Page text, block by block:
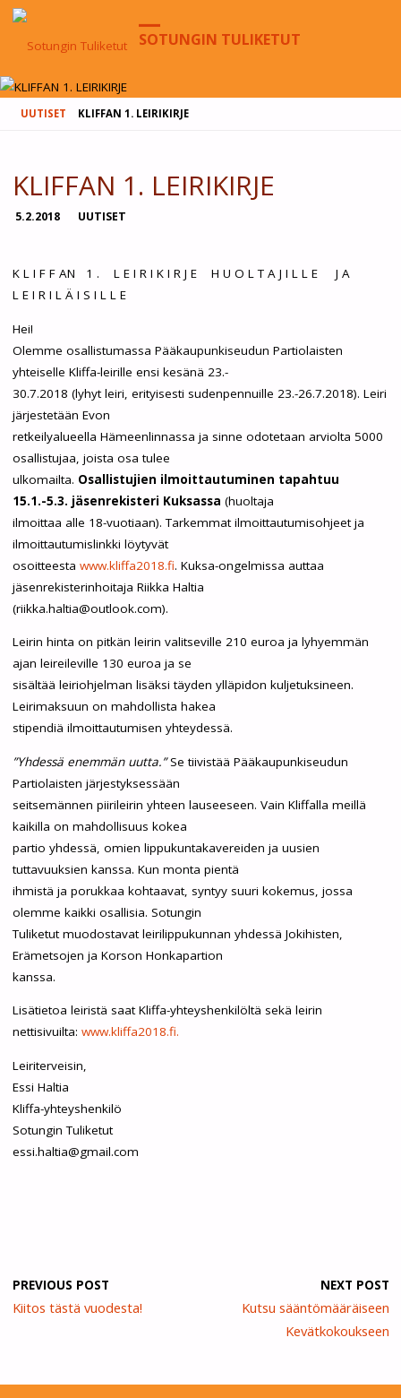
SOTUNGIN TULIKETUT
HOME
UUTISET KLIFFAN 1. LEIRIKIRJE
KLIFFAN 1. LEIRIKIRJE
5.2.2018 UUTISET
K L I F F AN 1 . L E I R I K I R J E H U O L T A J I L L E J A
L E I R I L Ä I S I L L E
Hei!
Olemme osallistumassa Pääkaupunkiseudun Partiolaisten
yhteiselle Kliffa-leirille ensi kesänä 23.-
30.7.2018 (lyhyt leiri, erityisesti sudenpennuille 23.-26.7.2018). Leiri
järjestetään Evon
retkeilyalueella Hämeenlinnassa ja sinne odotetaan arviolta 5000
osallistujaa, joista osa tulee
ulkomailta. Osallistujien ilmoittautuminen tapahtuu
15.1.-5.3. jäsenrekisteri Kuksassa (huoltaja
ilmoittaa alle 18-vuotiaan). Tarkemmat ilmoittautumisohjeet ja
ilmoittautumislinkki löytyvät
osoitteesta www.kliffa2018.fi. Kuksa-ongelmissa auttaa
jäsenrekisterinhoitaja Riikka Haltia
(riikka.haltia@outlook.com).
Leirin hinta on pitkän leirin valitseville 210 euroa ja lyhyemmän
ajan leireileville 130 euroa ja se
sisältää leiriohjelman lisäksi täyden ylläpidon kuljetuksineen.
Leirimaksuun on mahdollista hakea
stipendiä ilmoittautumisen yhteydessä.
”Yhdessä enemmän uutta.”Se tiivistää Pääkaupunkiseudun
Partiolaisten järjestyksessään
seitsemännen piirileirin yhteen lauseeseen. Vain Kliffalla meillä
kaikilla on mahdollisuus kokea
partio yhdessä, omien lippukuntakavereiden ja uusien
tuttavuuksien kanssa. Kun monta pientä
ihmistä ja porukkaa kohtaavat, syntyy suuri kokemus, jossa
olemme kaikki osallisia. Sotungin
Tuliketut muodostavat leirilippukunnan yhdessä Jokihisten,
Erämetsojen ja Korson Honkapartion
kanssa.
Lisätietoa leiristä saat Kliffa-yhteyshenkilöltä sekä leirin
nettisivuilta: www.kliffa2018.fi.
Leiriterveisin,
Essi Haltia
Kliffa-yhteyshenkilö
Sotungin Tuliketut
essi.haltia@gmail.com
PREVIOUS POST
Kiitos tästä vuodesta!
NEXT POST
Kutsu sääntömääräiseen
Kevätkokoukseen